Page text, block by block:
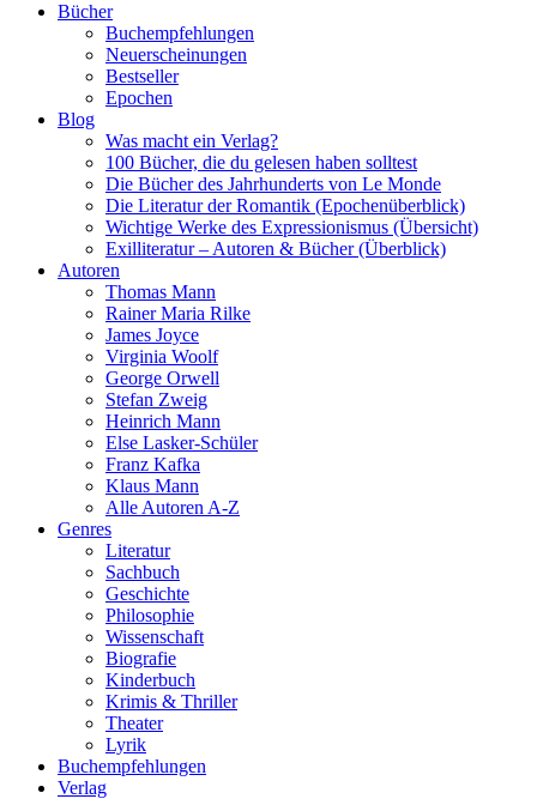
Bücher
Buchempfehlungen
Neuerscheinungen
Bestseller
Epochen
Blog
Was macht ein Verlag?
100 Bücher, die du gelesen haben solltest
Die Bücher des Jahrhunderts von Le Monde
Die Literatur der Romantik (Epochenüberblick)
Wichtige Werke des Expressionismus (Übersicht)
Exilliteratur – Autoren & Bücher (Überblick)
Autoren
Thomas Mann
Rainer Maria Rilke
James Joyce
Virginia Woolf
George Orwell
Stefan Zweig
Heinrich Mann
Else Lasker-Schüler
Franz Kafka
Klaus Mann
Alle Autoren A-Z
Genres
Literatur
Sachbuch
Geschichte
Philosophie
Wissenschaft
Biografie
Kinderbuch
Krimis & Thriller
Theater
Lyrik
Buchempfehlungen
Verlag